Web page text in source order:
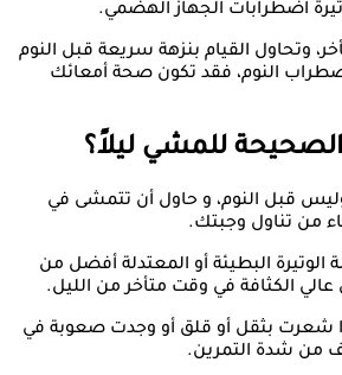
اضطرابات الجهاز الهضمي.
وتحاول القيام بنزهة سريعة قبل النوم
النوم، فقد تكون صحة أمعائك
للمشي ليلاً؟
قبل النوم، و حاول أن تتمشى في
من تناول وجبتك.
الوتيرة البطيئة أو المعتدلة أفضل من
عالي الكثافة في وقت متأخر من الليل.
شعرت بثقل أو قلق أو وجدت صعوبة في
من شدة التمرين.